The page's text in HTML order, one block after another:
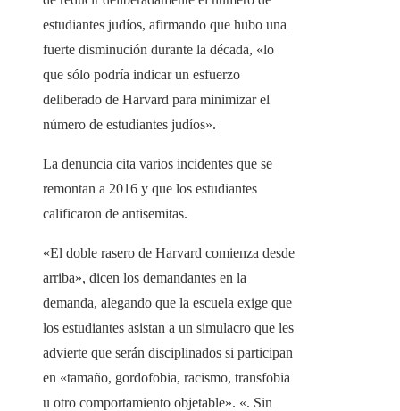
estudiantes judíos, afirmando que hubo una
fuerte disminución durante la década, «lo
que sólo podría indicar un esfuerzo
deliberado de Harvard para minimizar el
número de estudiantes judíos».
La denuncia cita varios incidentes que se
remontan a 2016 y que los estudiantes
calificaron de antisemitas.
«El doble rasero de Harvard comienza desde
arriba», dicen los demandantes en la
demanda, alegando que la escuela exige que
los estudiantes asistan a un simulacro que les
advierte que serán disciplinados si participan
en «tamaño, gordofobia, racismo, transfobia
u otro comportamiento objetable». «. Sin